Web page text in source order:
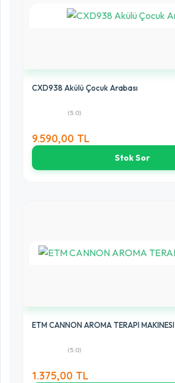
CXD938 Akülü Çocuk Arabası
(5.0)
9.590,00 TL
Stok Sor
ETM CANNON AROMA TERAPI MAKINESI
(5.0)
1.375,00 TL